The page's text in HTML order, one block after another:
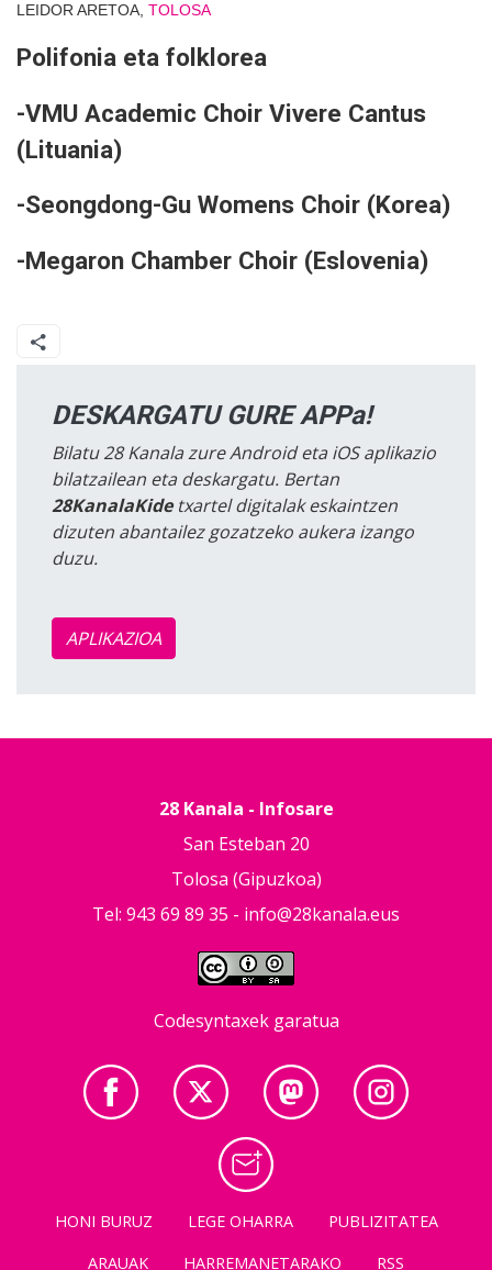
LEIDOR ARETOA, TOLOSA
Polifonia eta folklorea
-VMU Academic Choir Vivere Cantus
(Lituania)
-Seongdong-Gu Womens Choir (Korea)
-Megaron Chamber Choir (Eslovenia)
DESKARGATU GURE APPa!
Bilatu 28 Kanala zure Android eta iOS aplikazio
bilatzailean eta deskargatu. Bertan
28KanalaKidetxartel digitalak eskaintzen
dizuten abantailez gozatzeko aukera izango
duzu.
APLIKAZIOA
28 Kanala - Infosare
San Esteban 20
Tolosa (Gipuzkoa)
Tel: 943 69 89 35 - info@28kanala.eus
Codesyntaxek garatua
HONI BURUZ LEGE OHARRA
PUBLIZITATEA
ARAUAK
HARREMANETARAKO RSS